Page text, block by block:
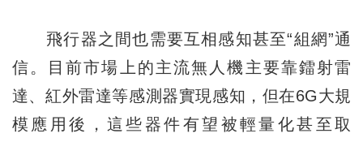
飛行器之間也需要互相感知甚至“組網”通
信。目前市場上的主流無人機主要靠鐳射雷
達、紅外雷達等感測器實現感知，但在6G大規
模應用後，這些器件有望被輕量化甚至取